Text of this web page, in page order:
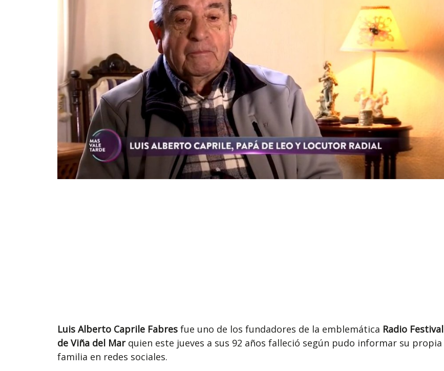
Luis Alberto Caprile Fabres fue uno de los fundadores de la emblemática Radio Festival
de Viña del Marquien este jueves a sus 92 años falleció según pudo informar su propia
familia en redes sociales.